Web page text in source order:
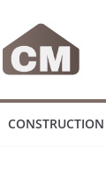
CONSTRUCTION